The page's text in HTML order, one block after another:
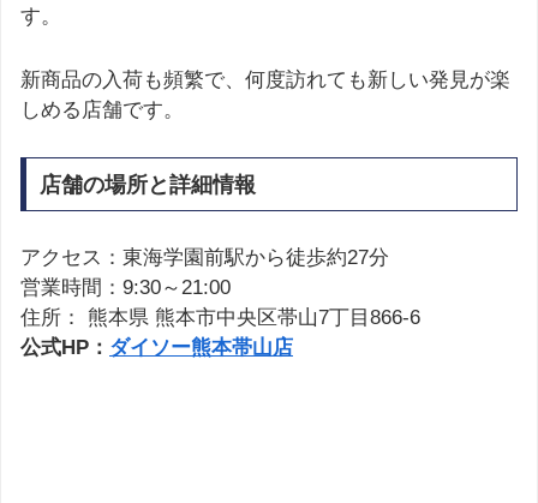
す。
新商品の入荷も頻繁で、何度訪れても新しい発見が楽
しめる店舗です。
店舗の場所と詳細情報
アクセス：東海学園前駅から徒歩約27分
営業時間：9:30～21:00
住所： 熊本県 熊本市中央区帯山7丁目866-6
公式HP： ダイソー熊本帯山店